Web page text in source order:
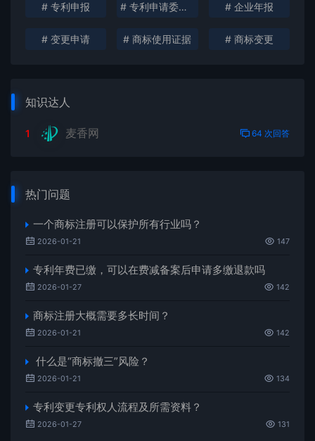
# 专利申报 # 专利申请委托书 # 企业年报
# 变更申请 # 商标使用证据 # 商标变更
知识达人
1 麦香网 64 次回答
热门问题
一个商标注册可以保护所有行业吗？
2026-01-21 147
专利年费已缴，可以在费减备案后申请多缴退款吗
2026-01-27 142
商标注册大概需要多长时间？
2026-01-21 142
什么是“商标撤三”风险？
2026-01-21 134
专利变更专利权人流程及所需资料？
2026-01-27 131